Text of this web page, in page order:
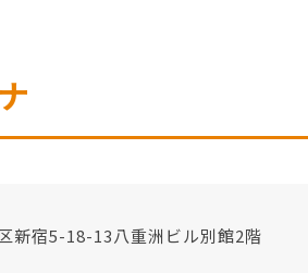
新宿5-18-13八重洲ビル別館2階